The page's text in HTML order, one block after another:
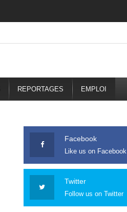
REPORTAGES EMPLOI
Facebook
Like us on Facebook
Twitter
Follow us on Twitter